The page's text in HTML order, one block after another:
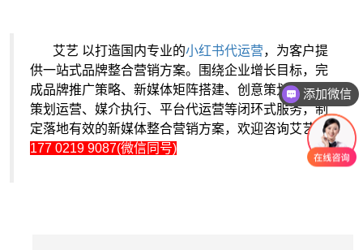
艾艺 以打造国内专业的小红书代运营，为客户提
供一站式品牌整合营销方案。围绕企业增长目标，完
成品牌推广策略、新媒体矩阵搭建、创意策划、内容
策划运营、媒介执行、平台代运营等闭环式服务，制
定落地有效的新媒体整合营销方案，欢迎咨询艾艺：
177 0219 9087(微信同号)
添加微信